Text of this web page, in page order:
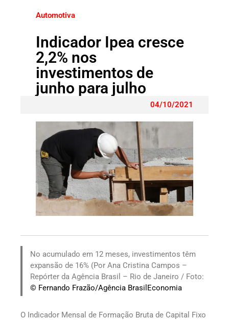
Automotiva
Indicador Ipea cresce
2,2% nos
investimentos de
junho para julho
04/10/2021
No acumulado em 12 meses, investimentos têm
expansão de 16% (Por Ana Cristina Campos –
Repórter da Agência Brasil – Rio de Janeiro / Foto:
© Fernando Frazão/Agência Brasil Economia
O Indicador Mensal de Formação Bruta de Capital Fixo